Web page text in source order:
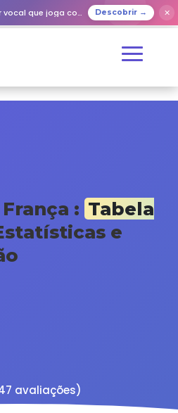
com os seus entes queridos Descobrir → ✕
: Tabela
e
avaliações)